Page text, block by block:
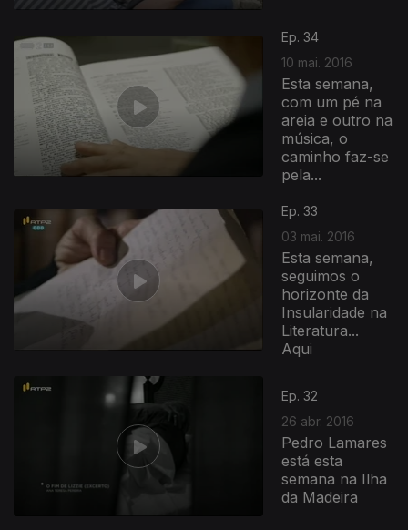
Ep. 34
10 mai. 2016
Esta semana,
com um pé na
areia e outro na
música, o
caminho faz-se
pela...
Ep. 33
03 mai. 2016
Esta semana,
seguimos o
horizonte da
Insularidade na
Literatura...
Aqui
Ep. 32
26 abr. 2016
Pedro Lamares
está esta
semana na Ilha
da Madeira
232458